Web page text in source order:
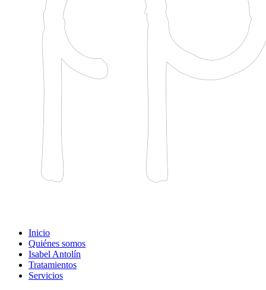
Inicio
Quiénes somos
Isabel Antolín
Tratamientos
Servicios